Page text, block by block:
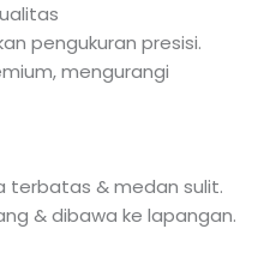
pengukuran presisi.
mengurangi
terbatas & medan sulit.
& dibawa ke lapangan.